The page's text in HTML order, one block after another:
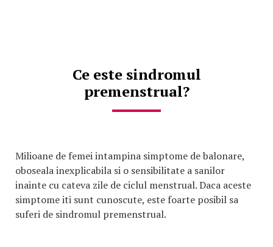
Ce este sindromul
premenstrual?
Milioane de femei intampina simptome de balonare,
oboseala inexplicabila si o sensibilitate a sanilor
inainte cu cateva zile de ciclul menstrual. Daca aceste
simptome iti sunt cunoscute, este foarte posibil sa
suferi de sindromul premenstrual.